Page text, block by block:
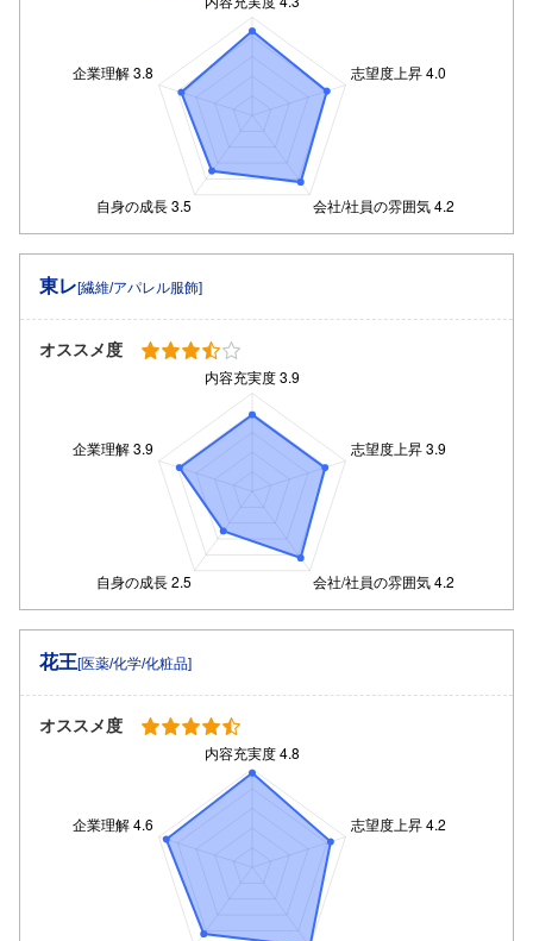
東レ[繊維/アパレル服飾]
オススメ度
花王[医薬/化学/化粧品]
オススメ度